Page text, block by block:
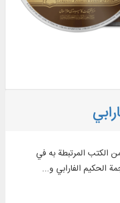
من الكتب المرتبطة به في
الحکیم الفارابي و...